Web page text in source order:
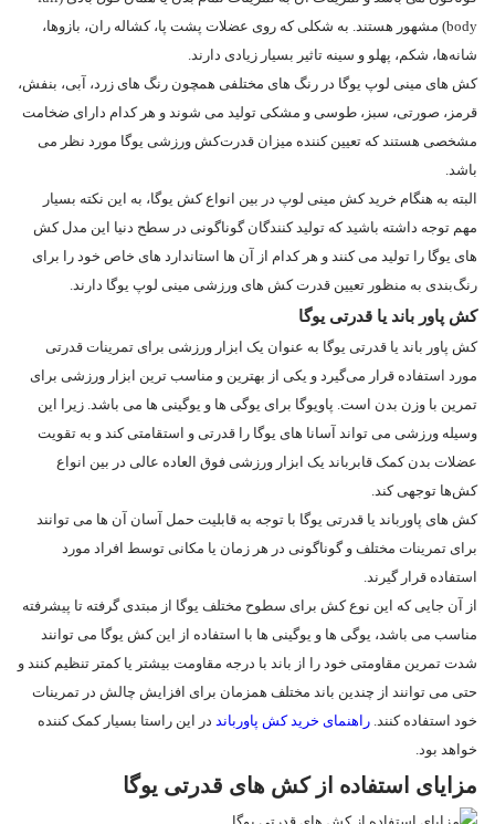
body) مشهور هستند. به شکلی که روی عضلات پشت پا، کشاله ران، بازوها،
شانه‌ها، شکم، پهلو و سینه تاثیر بسیار زیادی دارند.
کش های مینی لوپ یوگا در رنگ‌ های مختلفی همچون رنگ‌ های زرد، آبی، بنفش،
قرمز، صورتی، سبز، طوسی و مشکی تولید می‌ شوند و هر کدام دارای ضخامت
مشخصی هستند که تعیین کننده میزان قدرت‌کش ورزشی یوگا مورد نظر می‌
باشد.
البته به هنگام خرید کش مینی لوپ در بین انواع کش یوگا، به این نکته بسیار
مهم توجه داشته باشید که تولید کنندگان گوناگونی در سطح دنیا این مدل کش‌
های یوگا را تولید می‌ کنند و هر کدام از آن ها استاندارد های خاص خود را برای
رنگ‌بندی به منظور تعیین قدرت کش های ورزشی مینی لوپ یوگا دارند.
کش پاور باند یا قدرتی یوگا
کش پاور باند یا قدرتی یوگا به عنوان یک ابزار ورزشی برای تمرینات قدرتی
مورد استفاده قرار می‌گیرد و یکی از بهترین و مناسب ترین ابزار ورزشی برای
تمرین با وزن بدن است. پاویوگا برای یوگی ها و یوگینی ها می باشد. زیرا این
وسیله ورزشی می تواند آسانا های یوگا را قدرتی و استقامتی کند و به تقویت
عضلات بدن کمک قابرباند یک ابزار ورزشی فوق العاده عالی در بین انواع
کش‌ها توجهی کند.
کش های پاورباند یا قدرتی یوگا با توجه به قابلیت حمل آسان آن ها می توانند
برای تمرینات مختلف و گوناگونی در هر زمان یا مکانی توسط افراد مورد
استفاده قرار گیرند.
از آن جایی که این نوع کش برای سطوح مختلف یوگا از مبتدی گرفته تا پیشرفته
مناسب می باشد، یوگی ها و یوگینی ها با استفاده از این کش یوگا می توانند
شدت تمرین مقاومتی خود را از باند با درجه مقاومت بیشتر یا کمتر تنظیم کنند و
حتی می توانند از چندین باند مختلف همزمان برای افزایش چالش در تمرینات
خود استفاده کنند. راهنمای خرید کش پاورباند در این راستا بسیار کمک کننده
خواهد بود.
مزایای استفاده از کش های قدرتی یوگا